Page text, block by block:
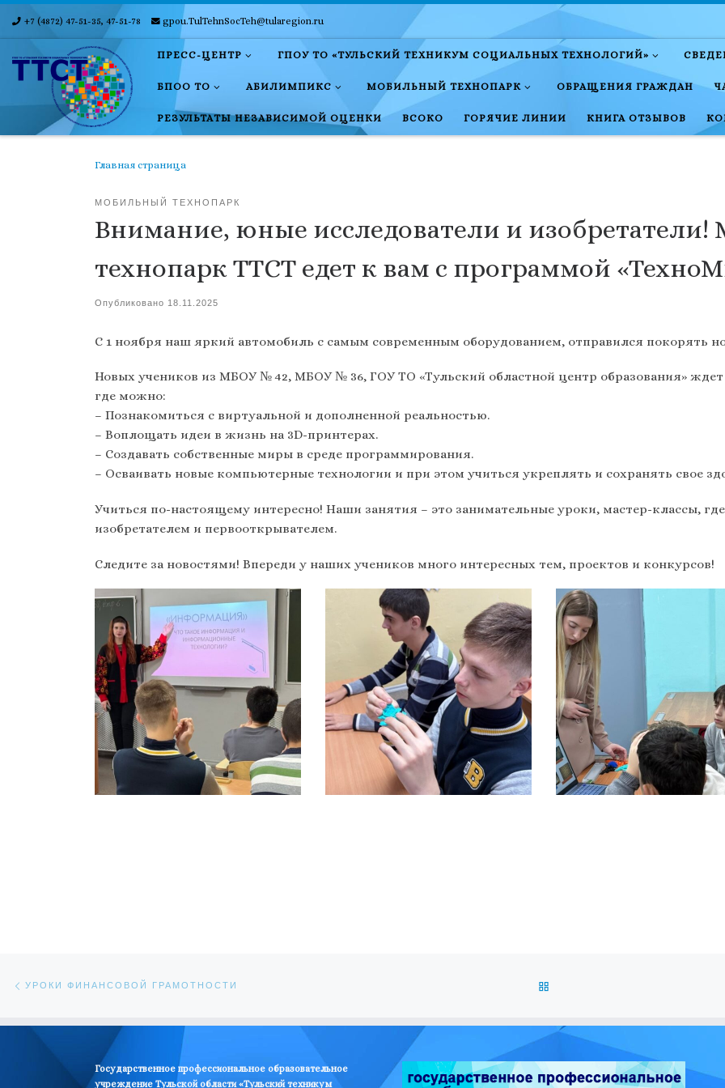
Skip to content
+7 (4872) 47-51-35, 47-51-78 gpou.TulTehnSocTeh@tularegion.ru
ПРЕСС-ЦЕНТР ГПОУ ТО «ТУЛЬСКИЙ ТЕХНИКУМ СОЦИАЛЬНЫХ ТЕХНОЛОГИЙ»
БПОО ТО АБИЛИМПИКС МОБИЛЬНЫЙ ТЕХНОПАРК ОБРАЩЕНИЯ ГРАЖДАН
РЕЗУЛЬТАТЫ НЕЗАВИСИМОЙ ОЦЕНКИ ВСОКО ГОРЯЧИЕ ЛИНИИ КНИГА ОТЗЫВОВ
Главная страница
МОБИЛЬНЫЙ ТЕХНОПАРК
Внимание, юные исследователи и
технопарк ТТСТ едет к вам с программой
Опубликовано 18.11.2025
С 1 ноября наш яркий автомобиль с самым современным оборудованием, отправился покорять
Новых учеников из МБОУ № 42, МБОУ № 36, ГОУ ТО «Тульский областной центр образования»
где можно:
– Познакомиться с виртуальной и дополненной реальностью.
– Воплощать идеи в жизнь на 3D-принтерах.
– Создавать собственные миры в среде программирования.
– Осваивать новые компьютерные технологии и при этом учиться укреплять и сохранять свое
Учиться по-настоящему интересно! Наши занятия – это занимательные уроки, мастер-классы,
изобретателем и первооткрывателем.
Следите за новостями! Впереди у наших учеников много интересных тем, проектов и конкурсов!
Навигация по записям
УРОКИ ФИНАНСОВОЙ ГРАМОТНОСТИ
Государственное профессиональное образовательное
учреждение Тульской области «Тульский техникум